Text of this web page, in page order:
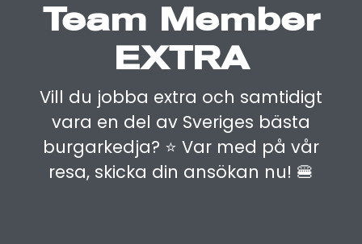
Team Member
EXTRA
Vill du jobba extra och samtidigt
vara en del av Sveriges bästa
burgarkedja? ⭐️ Var med på vår
resa, skicka din ansökan nu! 🍔